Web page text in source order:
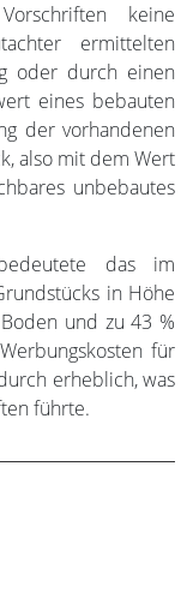
keine
ermittelten
oder durch einen
eines bebauten
der vorhandenen
also mit dem Wert
unbebautes
das im
in Höhe
und zu 43 %
für
erheblich, was
führte.